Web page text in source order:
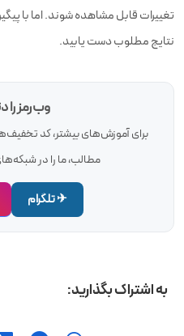
تغییرات قابل مشاهده شوند. اما با
نتایج مطلوب دست یابید.
وب‌رمز را
برای آموزش‌های بیشتر، کد
مطالب، ما را در
✈ تلگرام
به اشتراک بگذارید: